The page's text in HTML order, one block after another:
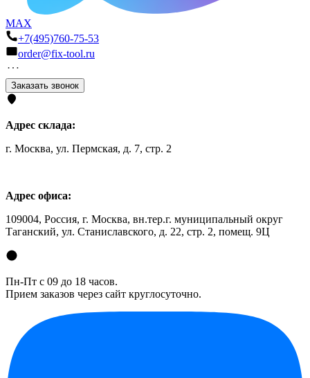
MAX
+7(495)760-75-53
order@fix-tool.ru
Заказать звонок
Адрес склада:
г. Москва, ул. Пермская, д. 7, стр. 2
Адрес офиса:
109004, Россия, г. Москва, вн.тер.г. муниципальный округ
Таганский, ул. Станиславского, д. 22, стр. 2, помещ. 9Ц
Пн-Пт с 09 до 18 часов.
Прием заказов через сайт круглосуточно.